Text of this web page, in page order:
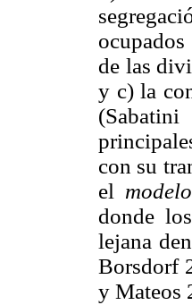
de las
y c) la
con su
el
donde
lejana
Borsdorf
y Mateos